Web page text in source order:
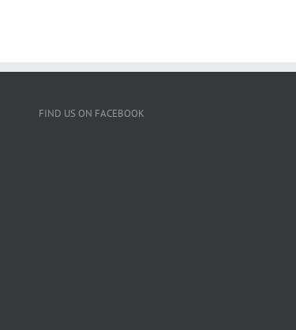
FIND US ON FACEBOOK